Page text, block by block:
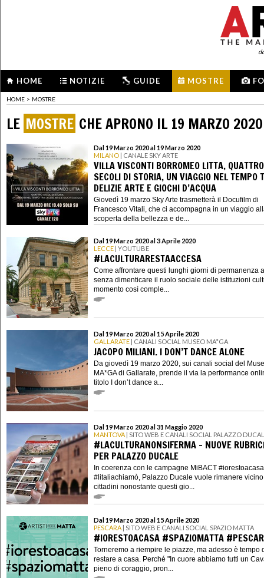
HOME NOTIZIE GUIDE MOSTRE
HOME > MOSTRE
LE MOSTRE CHE APRONO IL 19 MARZO 2020
Dal 19 Marzo 2020 al 19 Marzo 2020
MILANO | CANALE SKY ARTE
VILLA VISCONTI BORROMEO LITTA, QUATTRO
SECOLI DI STORIA, UN VIAGGIO NEL TEMPO
DELIZIE ARTE E GIOCHI D’ACQUA
Giovedì 19 marzo Sky Arte trasmetterà il Docufilm di
Francesco Vitali, che ci accompagna in un viaggio
scoperta della bellezza e de...
Dal 19 Marzo 2020 al 3 Aprile 2020
LECCE | YOUTUBE
#LACULTURARESTAACCESA
Come affrontare questi lunghi giorni di permanenza
senza dimenticare il ruolo sociale delle istituzioni
momento così comple...
Dal 19 Marzo 2020 al 15 Aprile 2020
GALLARATE | CANALI SOCIAL MUSEO MA*GA
JACOPO MILIANI. I DON’T DANCE ALONE
Da giovedì 19 marzo 2020, sui canali social del
MA*GA di Gallarate, prende il via la performance
titolo I don’t dance a...
Dal 19 Marzo 2020 al 31 Maggio 2020
MANTOVA | SITO WEB E CANALI SOCIAL PALAZZO
#LACULTURANONSIFERMA - NUOVE
PER PALAZZO DUCALE
In coerenza con le campagne MiBACT
#litaliachiamò, Palazzo Ducale vuole rimanere
cittadini nonostante questi gio...
Dal 19 Marzo 2020 al 15 Aprile 2020
PESCARA | SITO WEB E CANALI SOCIAL SPAZIO MATTA
#IORESTOACASA #SPAZIOMATTA
Torneremo a riempire le piazze, ma adesso è tempo
restare a casa. Perché "In cuore abbiamo tutti un
pieno di coraggio, pron...